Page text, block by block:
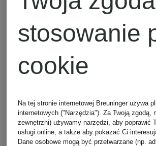
shopper
LIZ
MEDIUM
dwustronna
z
3 289 zł
na
stosowanie
cookie
Na tej stronie internetowej Breuninger używa
internetowych ("Narzędzia"). Za Twoją zgodą,
zewnętrzni) używamy narzędzi, aby poprawić
usługi online, a także aby pokazać Ci
Dane osobowe mogą być przetwarzane (np.